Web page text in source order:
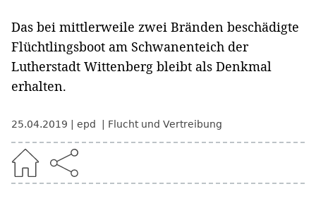
Das bei mittlerweile zwei Bränden beschädigte
Flüchtlingsboot am Schwanenteich der
Lutherstadt Wittenberg bleibt als Denkmal
erhalten.
25.04.2019 epd Flucht und Vertreibung